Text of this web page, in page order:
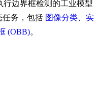
行边界框检测的工业模型
任务，包括 图像分类
实
(OBB)。